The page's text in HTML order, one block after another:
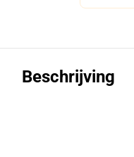
Beschrijving